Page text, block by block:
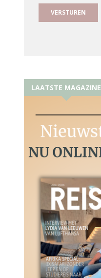
LAATSTE MAGAZINE